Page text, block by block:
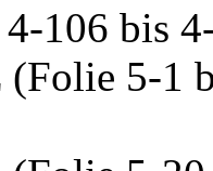
106 bis
5-1